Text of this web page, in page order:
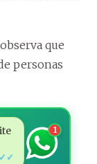
que
personas
✓✓
1